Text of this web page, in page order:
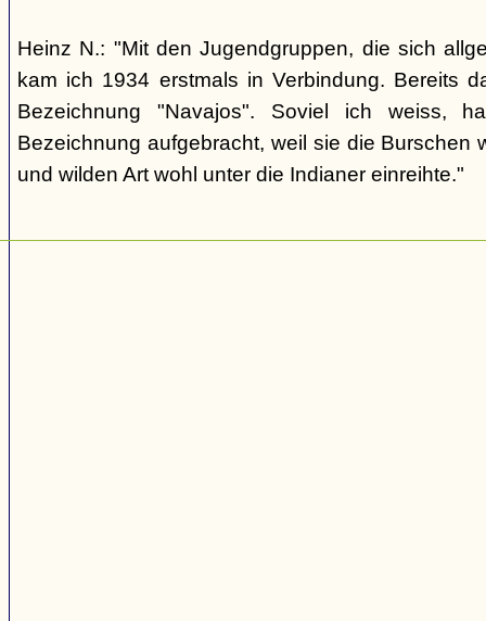
Heinz N.: "Mit den Jugendgruppen, die sich
kam ich 1934 erstmals in Verbindung. Bereits
Bezeichnung "Navajos". Soviel ich weiss,
Bezeichnung aufgebracht, weil sie die Burschen
und wilden Art wohl unter die Indianer einreihte."